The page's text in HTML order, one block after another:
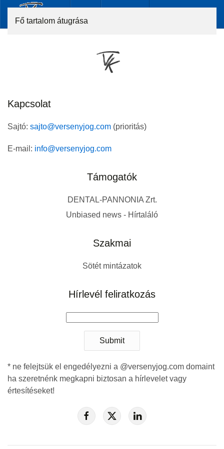
Fő tartalom átugrása
Kapcsolat
Sajtó: sajto@versenyjog.com (prioritás)
E-mail: info@versenyjog.com
Támogatók
DENTAL-PANNONIA Zrt.
Unbiased news - Hírtaláló
Szakmai
Sötét mintázatok
Hírlevél feliratkozás
Submit
* ne felejtsük el engedélyezni a @versenyjog.com domaint
ha szeretnénk megkapni biztosan a hírlevelet vagy
értesítéseket!